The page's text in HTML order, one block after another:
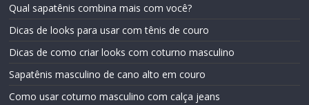
Qual sapatênis combina mais com você?
Dicas de looks para usar com tênis de couro
Dicas de como criar looks com coturno masculino
Sapatênis masculino de cano alto em couro
Como usar coturno masculino com calça jeans